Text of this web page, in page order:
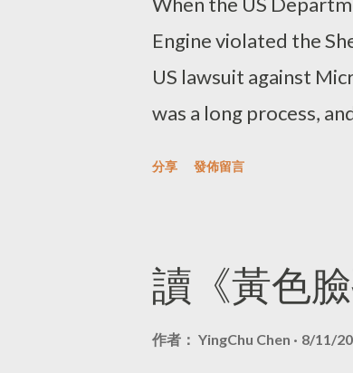
Engine violated the
US lawsuit against
was a long process,
antitrust laws in the
aware that some
分享 發佈留言
讀《黃色臉
作者： YingChu Chen 8/11/